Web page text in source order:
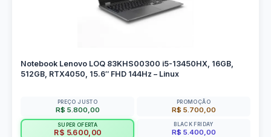
Notebook Lenovo LOQ 83KHS00300 i5-13450HX, 16GB,
512GB, RTX4050, 15.6″ FHD 144Hz – Linux
PREÇO JUSTO
R$ 5.800,00
PROMOÇÃO
R$ 5.700,00
SUPER OFERTA
R$ 5.600,00
BLACK FRIDAY
R$ 5.400,00